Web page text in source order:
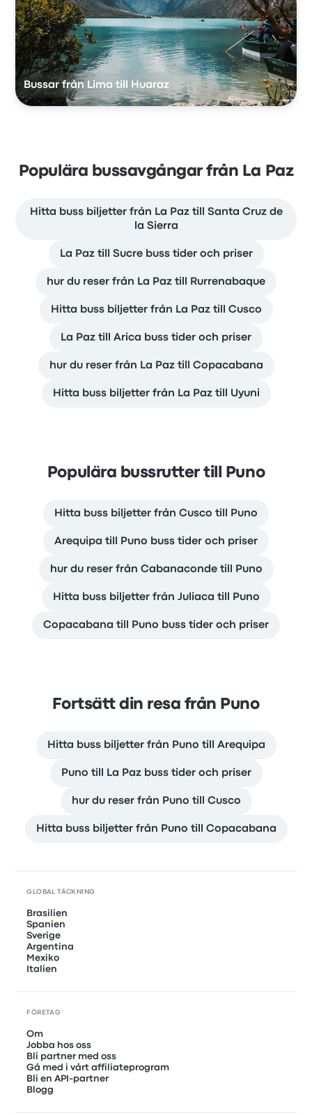
Bussar från Lima till Huaraz
Populära bussavgångar från La Paz
Hitta buss biljetter från La Paz till Santa Cruz de
la Sierra
La Paz till Sucre buss tider och priser
hur du reser från La Paz till Rurrenabaque
Hitta buss biljetter från La Paz till Cusco
La Paz till Arica buss tider och priser
hur du reser från La Paz till Copacabana
Hitta buss biljetter från La Paz till Uyuni
Populära bussrutter till Puno
Hitta buss biljetter från Cusco till Puno
Arequipa till Puno buss tider och priser
hur du reser från Cabanaconde till Puno
Hitta buss biljetter från Juliaca till Puno
Copacabana till Puno buss tider och priser
Fortsätt din resa från Puno
Hitta buss biljetter från Puno till Arequipa
Puno till La Paz buss tider och priser
hur du reser från Puno till Cusco
Hitta buss biljetter från Puno till Copacabana
GLOBAL TÄCKNING
Brasilien
Spanien
Sverige
Argentina
Mexiko
Italien
FÖRETAG
Om
Jobba hos oss
Bli partner med oss
Gå med i vårt affiliateprogram
Bli en API-partner
Blogg